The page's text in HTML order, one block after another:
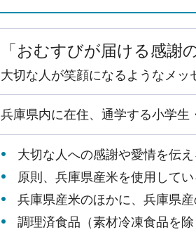
「おむすびが届ける感謝
大切な人が笑顔になるようなメ
兵庫県内に在住、通学する小学生
大切な人への感謝や愛情を伝
原則、兵庫県産米を使用してい
兵庫県産米のほかに、兵庫県
調理済食品（素材冷凍食品を